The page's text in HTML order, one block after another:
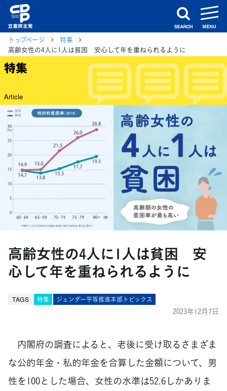
search
トップページ
特集
高齢女性の4人に1人は貧困 安心して年を重ねられるように
特集
Article
高齢女性の4人に1人は貧困 安
心して年を重ねられるように
TAGS 特集 ジェンダー平等推進本部トピックス
2023年12月7日
内閣府の調査によると、老後に受け取るさまざま
な公的年金・私的年金を合算した金額について、男
性を100とした場合、女性の水準は52.6しかありま